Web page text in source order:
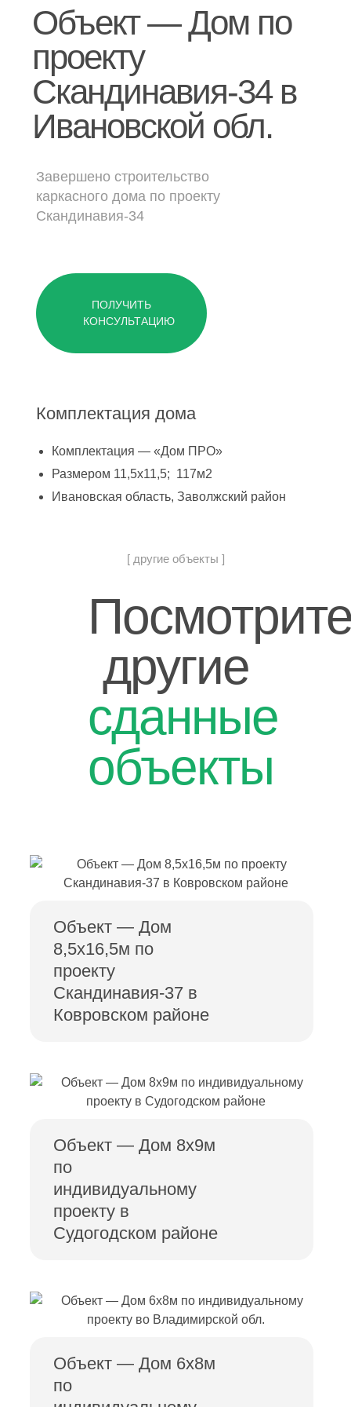
[ о компании ]
Построенные объекты
Видеообзоры домов
Контакты
ул. Куйбышева, д.24А
[ наши соцсети ]
Объект — Дом по
проекту
Скандинавия-34 в
Ивановской обл.
Завершено строительство
каркасного дома по проекту
Скандинавия-34
ПОЛУЧИТЬ
КОНСУЛЬТАЦИЮ
Комплектация дома
Комплектация — «Дом ПРО»
Размером 11,5х11,5; 117м2
Ивановская область, Заволжский район
[ другие объекты ]
другие
сданные
объекты
Объект — Дом
8,5х16,5м по
проекту
Скандинавия-37 в
Ковровском районе
Объект — Дом 8х9м
по
индивидуальному
проекту в
Судогодском районе
Объект — Дом 6х8м
по